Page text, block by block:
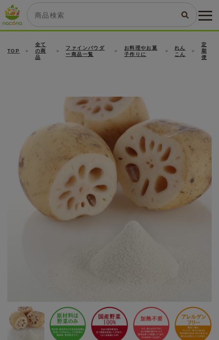
TOP
全て
の商
品
ファインパウダ
ー商品一覧
お料理やお菓
子作りに
れん
こん
定
期
便